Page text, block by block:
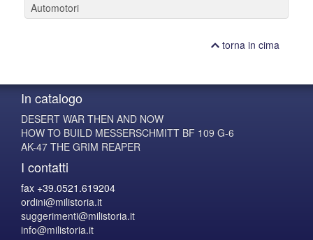
Automotori
torna in cima
In catalogo
DESERT WAR THEN AND NOW
HOW TO BUILD MESSERSCHMITT BF 109 G-6
AK-47 THE GRIM REAPER
I contatti
fax +39.0521.619204
ordini@milistoria.it
suggerimenti@milistoria.it
info@milistoria.it